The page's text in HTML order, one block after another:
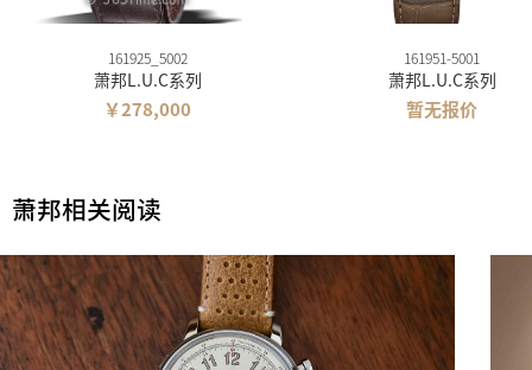
161925_5002
萧邦L.U.C系列
￥278,000
161951-5001
萧邦L.U.C系列
暂无报价
萧邦相关阅读